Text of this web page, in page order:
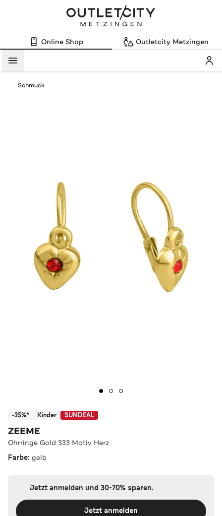
Online Shop Outletcity Metzingen
Menü
Schmuck
-35%* Kinder SUNDEAL
ZEEME
Ohrringe Gold 333 Motiv Herz
Farbe: gelb
Jetzt anmelden und 30-70% sparen.
Jetzt anmelden